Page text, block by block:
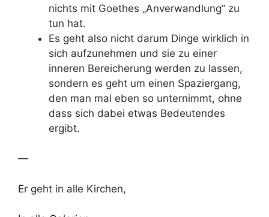
nichts mit Goethes „Anverwandlung“ zu
tun hat.
Es geht also nicht darum Dinge wirklich in
sich aufzunehmen und sie zu einer
inneren Bereicherung werden zu lassen,
sondern es geht um einen Spaziergang,
den man mal eben so unternimmt, ohne
dass sich dabei etwas Bedeutendes
ergibt.
—
Er geht in alle Kirchen,